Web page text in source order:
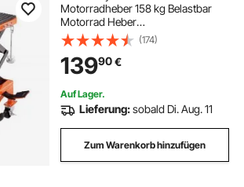
Motorradheber 158 kg Belastbar
Motorrad Heber
Motorradhebebühne Montagebock
Motorrad, Einstellbare 350-905
mm Montagebock Motorradlift,
Motoständer in Garage &
Außenbereichen
(174)
13990€
Auf Lager.
Lieferung:sobald Di. Aug. 11
Zum Warenkorb hinzufügen